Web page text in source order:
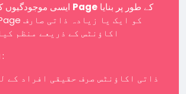
Page
اکاؤنٹس کے ذریعے منظم
اس کا مطلب ہے:
ذاتی اکاؤنٹس صرف حقیقی افراد کے